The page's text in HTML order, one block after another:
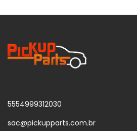
5554999312030
sac@pickupparts.com.br